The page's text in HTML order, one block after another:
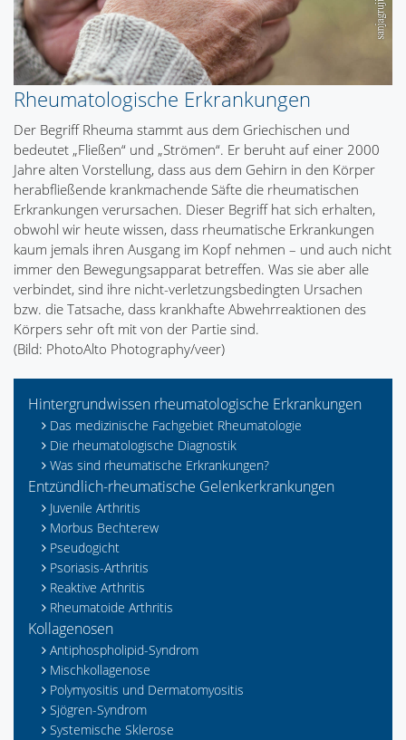
Rheumatologische Erkrankungen
Der Begriff Rheuma stammt aus dem Griechischen und
bedeutet „Fließen“ und „Strömen“. Er beruht auf einer 2000
Jahre alten Vorstellung, dass aus dem Gehirn in den Körper
herabfließende krankmachende Säfte die rheumatischen
Erkrankungen verursachen. Dieser Begriff hat sich erhalten,
obwohl wir heute wissen, dass rheumatische Erkrankungen
kaum jemals ihren Ausgang im Kopf nehmen – und auch nicht
immer den Bewegungsapparat betreffen. Was sie aber alle
verbindet, sind ihre nicht-verletzungsbedingten Ursachen
bzw. die Tatsache, dass krankhafte Abwehrreaktionen des
Körpers sehr oft mit von der Partie sind.
(Bild: PhotoAlto Photography/veer)
Hintergrundwissen rheumatologische Erkrankungen
Das medizinische Fachgebiet Rheumatologie
Die rheumatologische Diagnostik
Was sind rheumatische Erkrankungen?
Entzündlich-rheumatische Gelenkerkrankungen
Juvenile Arthritis
Morbus Bechterew
Pseudogicht
Psoriasis-Arthritis
Reaktive Arthritis
Rheumatoide Arthritis
Kollagenosen
Antiphospholipid-Syndrom
Mischkollagenose
Polymyositis und Dermatomyositis
Sjögren-Syndrom
Systemische Sklerose